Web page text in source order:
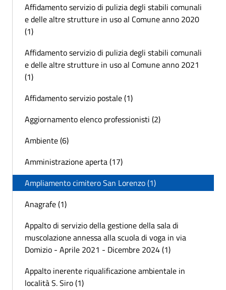
Affidamento servizio di pulizia degli stabili comunali
e delle altre strutture in uso al Comune anno 2020
(1)
Affidamento servizio di pulizia degli stabili comunali
e delle altre strutture in uso al Comune anno 2021
(1)
Affidamento servizio postale (1)
Aggiornamento elenco professionisti (2)
Ambiente (6)
Amministrazione aperta (17)
Ampliamento cimitero San Lorenzo (1)
Anagrafe (1)
Appalto di servizio della gestione della sala di
muscolazione annessa alla scuola di voga in via
Domizio - Aprile 2021 - Dicembre 2024 (1)
Appalto inerente riqualificazione ambientale in
località S. Siro (1)